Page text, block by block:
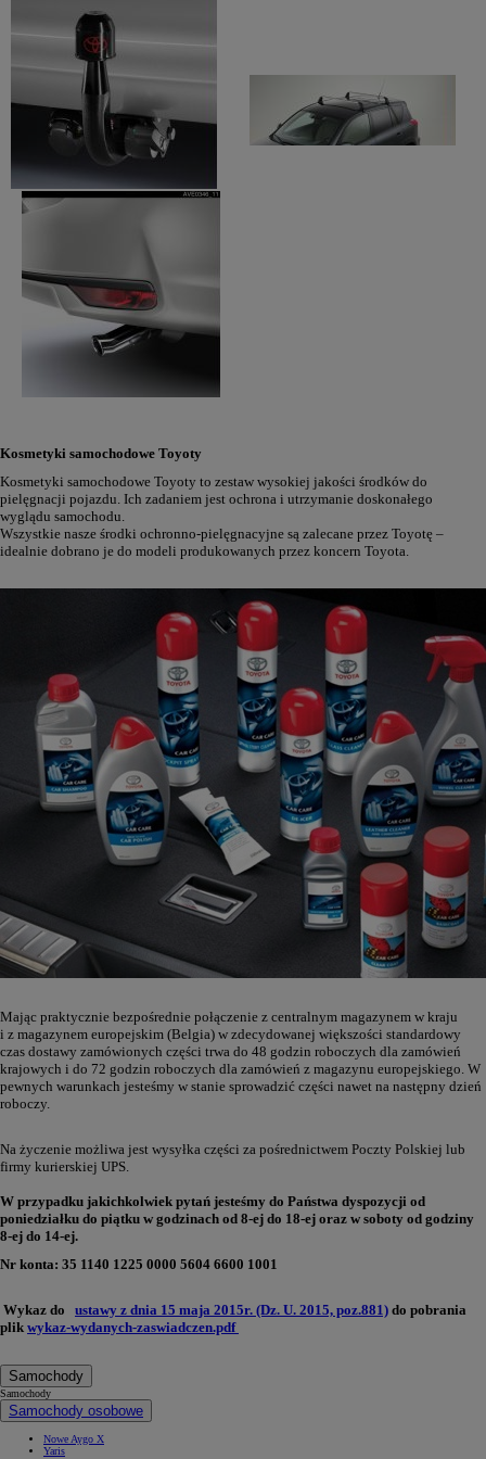
Kosmetyki samochodowe Toyoty
Kosmetyki samochodowe Toyoty to zestaw wysokiej jakości środków do
pielęgnacji pojazdu. Ich zadaniem jest ochrona i utrzymanie doskonałego
wyglądu samochodu.
Wszystkie nasze środki ochronno-pielęgnacyjne są zalecane przez Toyotę –
idealnie dobrano je do modeli produkowanych przez koncern Toyota.
Mając praktycznie bezpośrednie połączenie z centralnym magazynem w kraju
i z magazynem europejskim (Belgia) w zdecydowanej większości standardowy
czas dostawy zamówionych części trwa do 48 godzin roboczych dla zamówień
krajowych i do 72 godzin roboczych dla zamówień z magazynu europejskiego. W
pewnych warunkach jesteśmy w stanie sprowadzić części nawet na następny dzień
roboczy.
Na życzenie możliwa jest wysyłka części za pośrednictwem Poczty Polskiej lub
firmy kurierskiej UPS.
W przypadku jakichkolwiek pytań jesteśmy do Państwa dyspozycji od
poniedziałku do piątku w godzinach od 8-ej do 18-ej oraz w soboty od godziny
8-ej do 14-ej.
Nr konta: 35 1140 1225 0000 5604 6600 1001
Wykaz do ustawy z dnia 15 maja 2015r. (Dz. U. 2015, poz.881) do pobrania
plik wykaz-wydanych-zaswiadczen.pdf
Samochody
Samochody
Samochody osobowe
Nowe Aygo X
Yaris